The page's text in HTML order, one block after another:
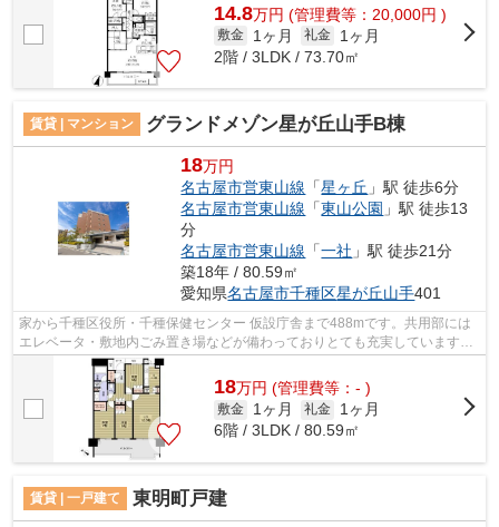
14.8万円 (管理費等：20,000円 )
敷金 1ヶ月 礼金
1ヶ月
2階 / 3LDK / 73.70㎡
賃貸 | マンション グランドメゾン星が丘山手B棟
18万円
名古屋市営東山線 「星ヶ丘 」駅 徒歩6分
名古屋市営東山線 「東山公園 」駅 徒歩13
分
名古屋市営東山線 「一社 」駅 徒歩21分
築18年 / 80.59㎡
愛知県名古屋市千種区星が丘山手401
家から千種区役所・千種保健センター 仮設庁舎まで488mです。共用部には
エレベータ・敷地内ごみ置き場などが備わっておりとても充実しています。
駅から徒歩6分にある物件なので、電車...
18万円 (管理費等：- )
敷金 1ヶ月 礼金
1ヶ月
6階 / 3LDK / 80.59㎡
賃貸 | 一戸建て 東明町戸建